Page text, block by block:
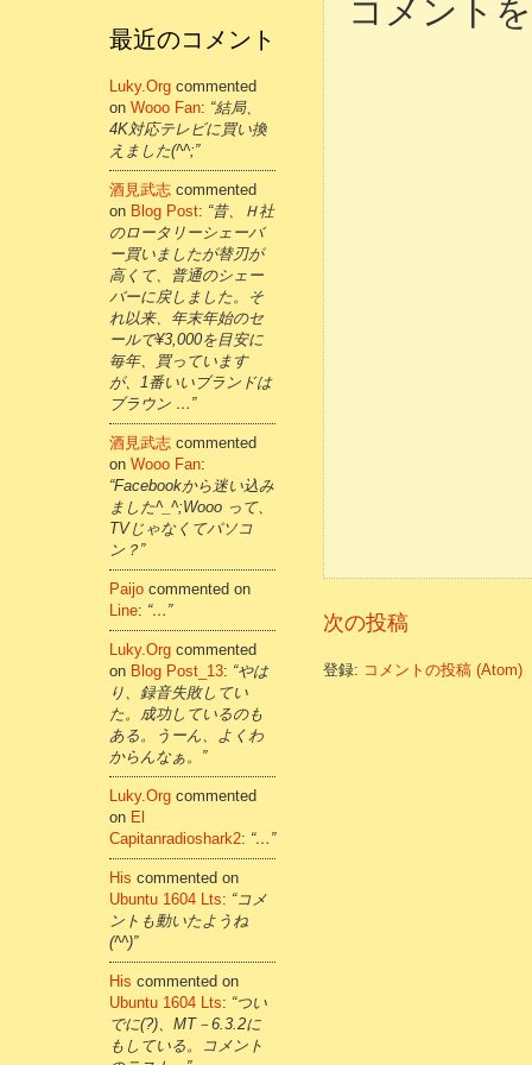
次の投稿
登録: コメントの投稿 (Atom)
最近のコメント
Luky.org commented
on Wooo Fan: “結局、
4K対応テレビに買い換
えました(^^;”
酒見武志 commented
on Blog Post: “昔、Ｈ社
のロータリーシェーバ
ー買いましたが替刃が
高くて、普通のシェー
バーに戻しました。そ
れ以来、年末年始のセ
ールで¥3,000を目安に
毎年、買っています
が、1番いいブランドは
ブラウン …”
酒見武志 commented
on Wooo Fan:
“Facebookから迷い込み
ました^_^;Wooo って、
TVじゃなくてパソコ
ン？”
Paijo commented on
Line: “…”
Luky.org commented
on Blog Post_13: “やは
り、録音失敗してい
た。成功しているのも
ある。うーん、よくわ
からんなぁ。”
Luky.org commented
on El
Capitanradioshark2: “…”
His commented on
Ubuntu 1604 Lts: “コメ
ントも動いたようね
(^^)”
His commented on
Ubuntu 1604 Lts: “つい
でに(?)、MT－6.3.2に
もしている。コメント